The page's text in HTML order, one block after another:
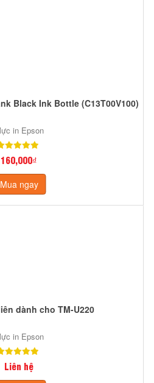
Black Ink Bottle (C13T00V100)
in Epson
160,000₫
Mua ngay
dành cho TM-U220
in Epson
Liên hệ